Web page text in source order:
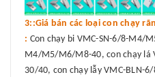
3::Giá bán các loại con chạy
: Con chạy bi VMC-SN-6/8-M4/
M4/M5/M6/M8-40, con chạy lá
30/40, con chạy lẫy VMC-BLN-